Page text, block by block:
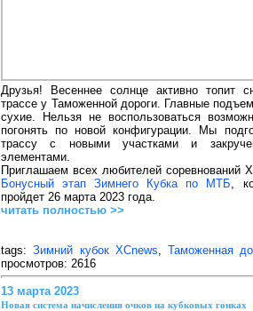
Друзья! Весеннее солнце активно топит
трассе у Таможенной дороги. Главные
сухие. Нельзя не воспользоваться
погонять по новой конфигурации. Мы
трассу с новыми участками и
элементами.
Приглашаем всех любителей соревнований
Бонусный этап Зимнего Кубка по МТБ ,
пройдет 26 марта 2023 года.
читать полностью >>
tags:Зимний кубок XCnews
Таможенная
просмотров: 2616
13 марта 2023
Новая система начисления очков на кубковых гонках